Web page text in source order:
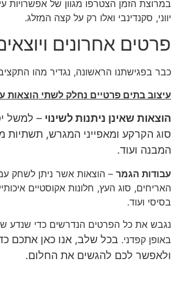
במרוצת הזמן הצטרפו מגוון של אפשרויות
יווני, סקנדינבי ואלו רק על קצה המזלג.
פרטים אחרונים
כבר בפגישתנו הראשונה, נגדיר מהו
עיצוב בתים פרטיים נחלק לשתי הוצאות
הוצאות שאינן ניתנות לשינוי – למשל
סוג הקרקע ומאפייני המגרש,
המבנה ועוד.
עבודות הגמר – הוצאות אשר ניתן לשחק
האריחים, סוג העץ, חלונות אקוסטיים
בסיסי ועוד.
נגבש את כל הפרטים הנדרשים כדי שנדע
באופן קפדני. בכל שלב, אנו כאן אתכם
ולאפשר לכם להגשים את החלום.